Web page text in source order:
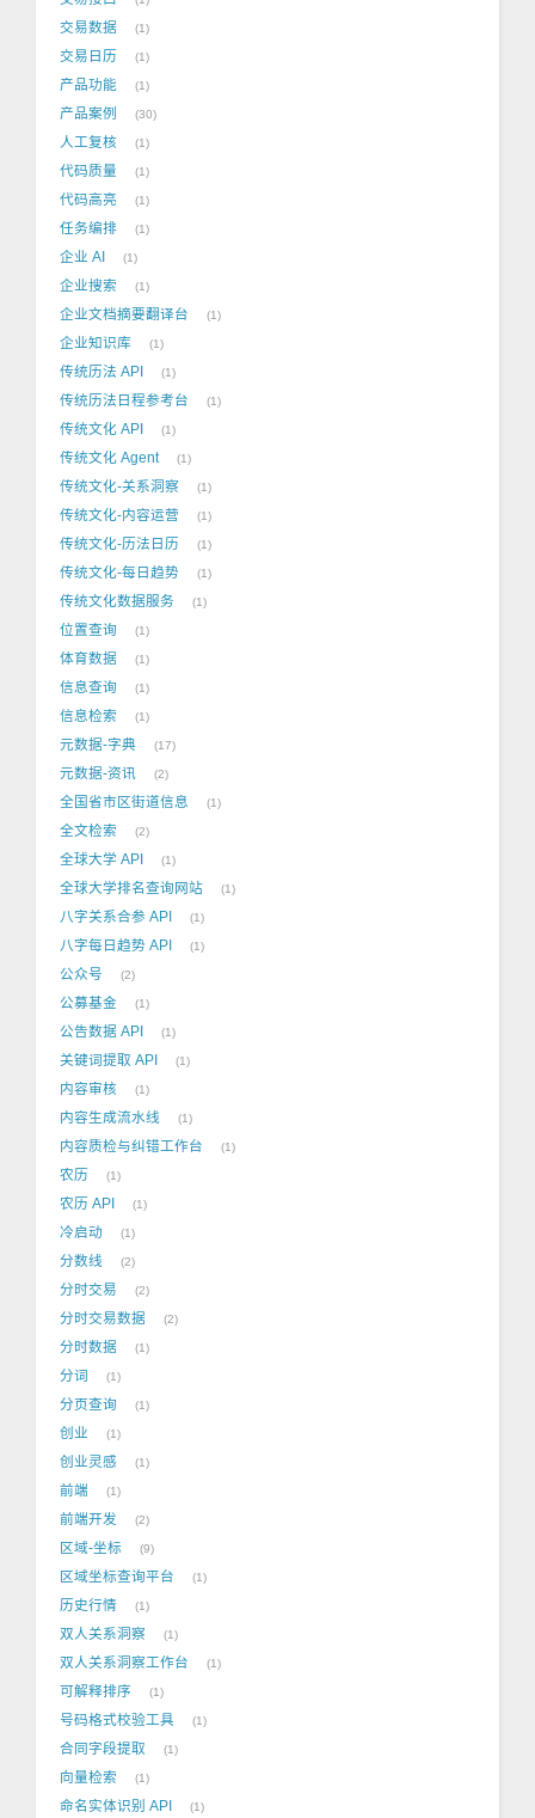
交易数据 1
交易日历 1
产品功能 1
产品案例 30
人工复核 1
代码质量 1
代码高亮 1
任务编排 1
企业 AI 1
企业搜索 1
企业文档摘要翻译台 1
企业知识库 1
传统历法 API 1
传统历法日程参考台 1
传统文化 API 1
传统文化 Agent 1
传统文化-关系洞察 1
传统文化-内容运营 1
传统文化-历法日历 1
传统文化-每日趋势 1
传统文化数据服务 1
位置查询 1
体育数据 1
信息查询 1
信息检索 1
元数据-字典 17
元数据-资讯 2
全国省市区街道信息 1
全文检索 2
全球大学 API 1
全球大学排名查询网站 1
八字关系合参 API 1
八字每日趋势 API 1
公众号 2
公募基金 1
公告数据 API 1
关键词提取 API 1
内容审核 1
内容生成流水线 1
内容质检与纠错工作台 1
农历 1
农历 API 1
冷启动 1
分数线 2
分时交易 2
分时交易数据 2
分时数据 1
分词 1
分页查询 1
创业 1
创业灵感 1
前端 1
前端开发 2
区域-坐标 9
区域坐标查询平台 1
历史行情 1
双人关系洞察 1
双人关系洞察工作台 1
可解释排序 1
号码格式校验工具 1
合同字段提取 1
向量检索 1
命名实体识别 API 1